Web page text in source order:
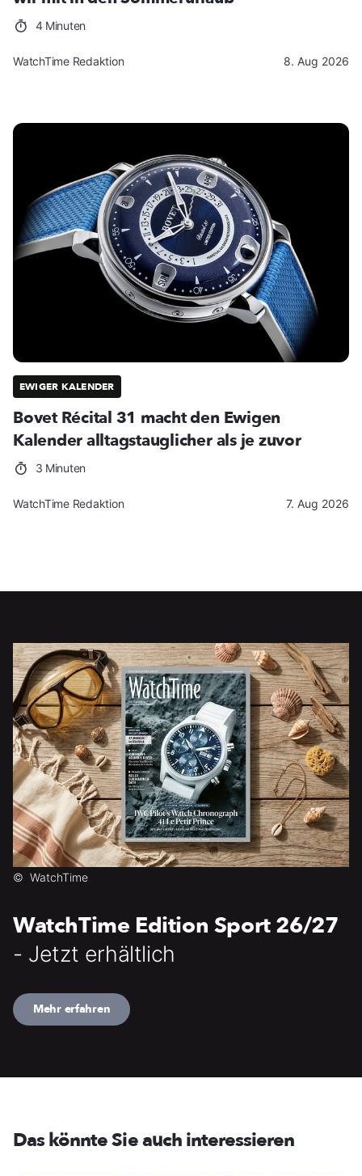
4 Minuten
WatchTime Redaktion 8. Aug 2026
EWIGER KALENDER
Bovet Récital 31 macht den Ewigen
Kalender alltagstauglicher als je zuvor
3 Minuten
WatchTime Redaktion 7. Aug 2026
© WatchTime
WatchTime Edition Sport 26/27
- Jetzt erhältlich
Mehr erfahren
Das könnte Sie auch interessieren